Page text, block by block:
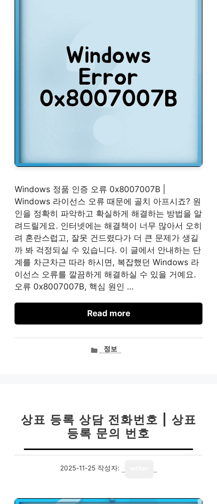
Windows 정품 인증 오류 0x8007007B |
Windows 라이선스 오류 때문에 골치 아프시죠? 원
인을 정확히 파악하고 확실하게 해결하는 방법을 알
려드릴게요. 인터넷에는 해결책이 너무 많아서 오히
려 혼란스럽고, 잘못 건드렸다가 더 큰 문제가 생길
까 봐 걱정되실 수 있습니다. 이 글에서 안내하는 단
계를 차근차근 따라 하시면, 복잡했던 Windows 라
이선스 오류를 깔끔하게 해결하실 수 있을 거예요.
오류 0x8007007B, 핵심 원인 …
Read more
카정보
상표 등록 상담 전화번호 | 상표
등록 문의 번호
2025-11-25 작성자: